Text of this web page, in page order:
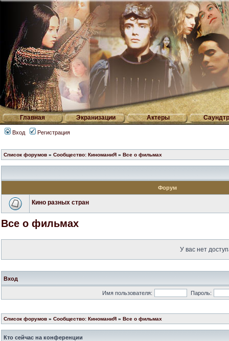
Главная Экранизации Актеры
Вход Регистрация
Список форумов » Сообщество: КиноманиЯ » Все о фильмах
Форум
Кино разных стран
Все о фильмах
У вас нет
Вход
Имя пользователя: Пароль:
Список форумов » Сообщество: КиноманиЯ » Все о фильмах
Кто сейчас на конференции